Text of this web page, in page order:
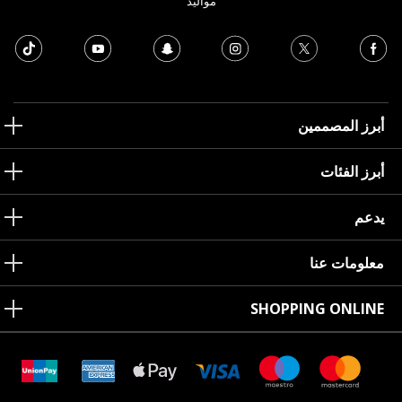
أبرز المصممين
أبرز الفئات
يدعم
معلومات عنا
SHOPPING ONLINE